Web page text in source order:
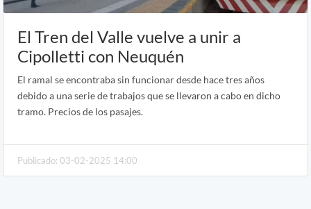
El Tren del Valle vuelve a unir a
Cipolletti con Neuquén
El ramal se encontraba sin funcionar desde hace tres años
debido a una serie de trabajos que se llevaron a cabo en dicho
tramo. Precios de los pasajes.
Publicado: 03-02-2025 14:00